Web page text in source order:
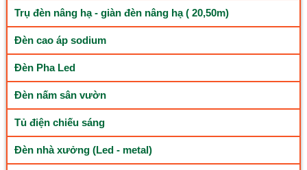
Trụ đèn nâng hạ - giàn đèn nâng hạ ( 20,50m)
Đèn cao áp sodium
Đèn Pha Led
Đèn nấm sân vườn
Tủ điện chiếu sáng
Đèn nhà xưởng (Led - metal)